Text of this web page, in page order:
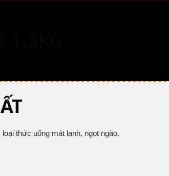
thức uống mát lạnh, ngọt ngào.